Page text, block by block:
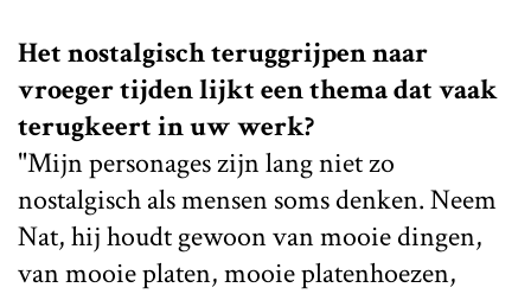
Het nostalgisch teruggrijpen naar
vroeger tijden lijkt een thema dat vaak
terugkeert in uw werk?
"Mijn personages zijn lang niet zo
nostalgisch als mensen soms denken. Neem
Nat, hij houdt gewoon van mooie dingen,
van mooie platen, mooie platenhoezen,